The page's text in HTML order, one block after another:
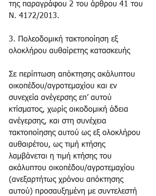
της παραγράφου 2 του άρθρου 41 του
Ν. 4172/2013.
3. Πολεοδομική τακτοποίηση εξ
ολοκλήρου αυθαίρετης κατασκευής
Σε περίπτωση απόκτησης ακάλυπτου
οικοπέδου/αγροτεμαχίου και εν
συνεχεία ανέγερσης επ’ αυτού
κτίσματος, χωρίς οικοδομική άδεια
ανέγερσης, και στη συνέχεια
τακτοποίησης αυτού ως εξ ολοκλήρου
αυθαιρέτου, ως τιμή κτήσης
λαμβάνεται η τιμή κτήσης του
ακάλυπτου οικοπέδου/αγροτεμαχίου
(ανεξαρτήτως χρόνου απόκτησης
αυτού) προσαυξημένη με συντελεστή